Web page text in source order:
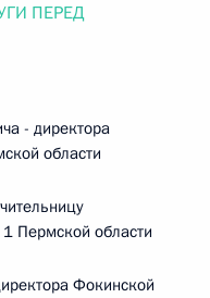
ПЕРЕД
- директора
области
Пермской области
Фокинской